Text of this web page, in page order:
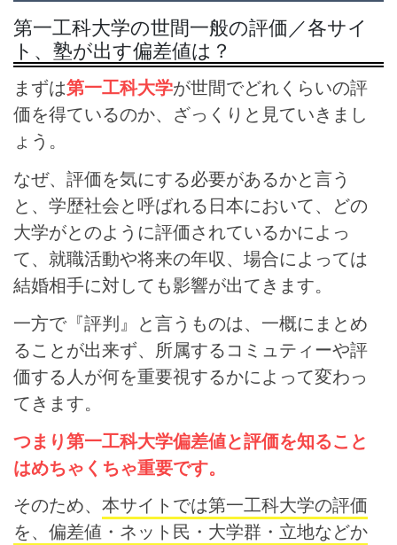
第一工科大学の世間一般の評価／各サイ
ト、塾が出す偏差値は？
まずは第一工科大学が世間でどれくらいの評
価を得ているのか、ざっくりと見ていきまし
ょう。
なぜ、評価を気にする必要があるかと言う
と、学歴社会と呼ばれる日本において、どの
大学がとのように評価されているかによっ
て、就職活動や将来の年収、場合によっては
結婚相手に対しても影響が出てきます。
一方で『評判』と言うものは、一概にまとめ
ることが出来ず、所属するコミュティーや評
価する人が何を重要視するかによって変わっ
てきます。
つまり第一工科大学偏差値と評価を知ること
はめちゃくちゃ重要です。
そのため、 本サイトでは第一工科大学の評価
を、偏差値・ネット民・大学群・立地などか